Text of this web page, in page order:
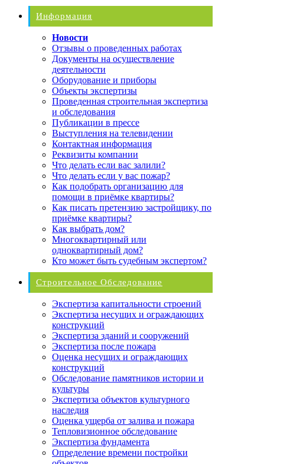
Информация
Новости
Отзывы о проведенных работах
Документы на осуществление
деятельности
Оборудование и приборы
Объекты экспертизы
Проведенная строительная экспертиза
и обследования
Публикации в прессе
Выступления на телевидении
Контактная информация
Реквизиты компании
Что делать если вас залили?
Что делать если у вас пожар?
Как подобрать организацию для
помощи в приёмке квартиры?
Как писать претензию застройщику, по
приёмке квартиры?
Как выбрать дом?
Многоквартирный или
одноквартирный дом?
Кто может быть судебным экспертом?
Строительное Обследование
Экспертиза капитальности строений
Экспертиза несущих и ограждающих
конструкций
Экспертиза зданий и сооружений
Экспертиза после пожара
Оценка несущих и ограждающих
конструкций
Обследование памятников истории и
культуры
Экспертиза объектов культурного
наследия
Оценка ущерба от залива и пожара
Тепловизионное обследование
Экспертиза фундамента
Определение времени постройки